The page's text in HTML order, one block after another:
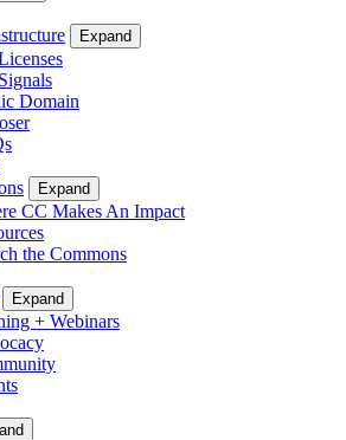
Expand
Domain
Expand
CC Makes An Impact
the Commons
Expand
+ Webinars